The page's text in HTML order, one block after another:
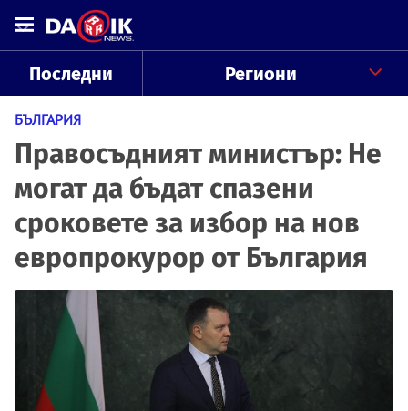
Последни Региони
БЪЛГАРИЯ
Правосъдният министър: Не
могат да бъдат спазени
сроковете за избор на нов
европрокурор от България